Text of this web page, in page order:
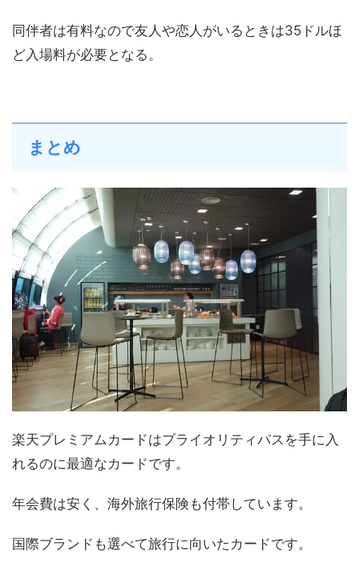
同伴者は有料なので友人や恋人がいるときは35ドルほ
ど入場料が必要となる。
まとめ
楽天プレミアムカードはプライオリティパスを手に入
れるのに最適なカードです。
年会費は安く、海外旅行保険も付帯しています。
国際ブランドも選べて旅行に向いたカードです。